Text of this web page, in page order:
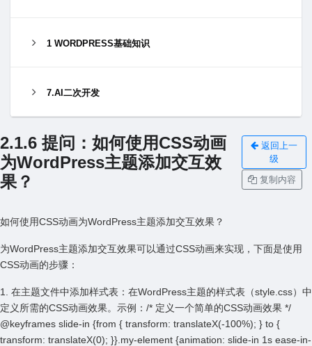
1 WORDPRESS基础知识
7.AI二次开发
2.1.6 提问：如何使⽤CSS动画
为WordPress主题添加交互效
果？
返回上一
级
复制内容
如何使⽤CSS动画为WordPress主题添加交互效果？
为WordPress主题添加交互效果可以通过CSS动画来实现，下⾯是使⽤
CSS动画的步骤：
1. 在主题⽂件中添加样式表：在WordPress主题的样式表（style.css）中
定义所需的CSS动画效果。⽰例：/* 定义⼀个简单的CSS动画效果 */
@keyframes slide-in {from { transform: translateX(-100%); } to {
transform: translateX(0); }}.my-element {animation: slide-in 1s ease-in-